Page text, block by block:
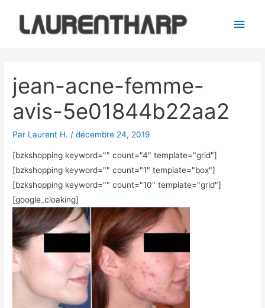
contenu
jean-acne-femme-
avis-5e01844b22aa2
Par Laurent H. /décembre 24, 2019
[bzkshopping keyword="" count="4" template="grid"]
[bzkshopping keyword="" count="1" template="box"]
[bzkshopping keyword="" count="10" template="grid"]
[google_cloaking]
articles